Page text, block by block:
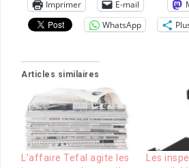
Imprimer
E-mail
WhatsApp
Articles similaires
L’affaire Tefal agite les
Les